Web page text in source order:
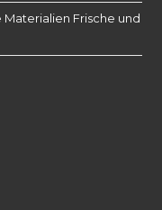
Frische und